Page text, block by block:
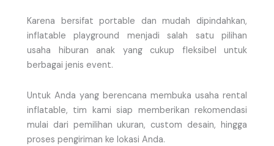
Karena bersifat portable dan mudah dipindahkan,
inflatable playground menjadi salah satu pilihan
usaha hiburan anak yang cukup fleksibel untuk
berbagai jenis event.
Untuk Anda yang berencana membuka usaha rental
inflatable, tim kami siap memberikan rekomendasi
mulai dari pemilihan ukuran, custom desain, hingga
proses pengiriman ke lokasi Anda.